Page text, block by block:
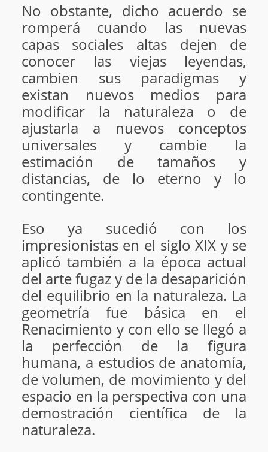
No obstante, dicho acuerdo se
romperá cuando las nuevas
capas sociales altas dejen de
conocer las viejas leyendas,
cambien sus paradigmas y
existan nuevos medios para
modificar la naturaleza o de
ajustarla a nuevos conceptos
universales y cambie la
estimación de tamaños y
distancias, de lo eterno y lo
contingente.
Eso ya sucedió con los
impresionistas en el siglo XIX y se
aplicó también a la época actual
del arte fugaz y de la desaparición
del equilibrio en la naturaleza. La
geometría fue básica en el
Renacimiento y con ello se llegó a
la perfección de la figura
humana, a estudios de anatomía,
de volumen, de movimiento y del
espacio en la perspectiva con una
demostración científica de la
naturaleza.